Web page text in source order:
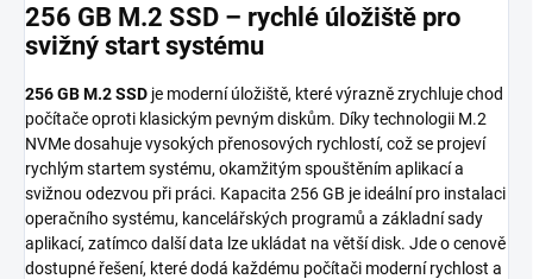
256 GB M.2 SSD – rychlé úložiště pro
svižný start systému
256 GB M.2 SSD je moderní úložiště, které výrazně zrychluje chod
počítače oproti klasickým pevným diskům. Díky technologii M.2
NVMe dosahuje vysokých přenosových rychlostí, což se projeví
rychlým startem systému, okamžitým spouštěním aplikací a
svižnou odezvou při práci. Kapacita 256 GB je ideální pro instalaci
operačního systému, kancelářských programů a základní sady
aplikací, zatímco další data lze ukládat na větší disk. Jde o cenově
dostupné řešení, které dodá každému počítači moderní rychlost a